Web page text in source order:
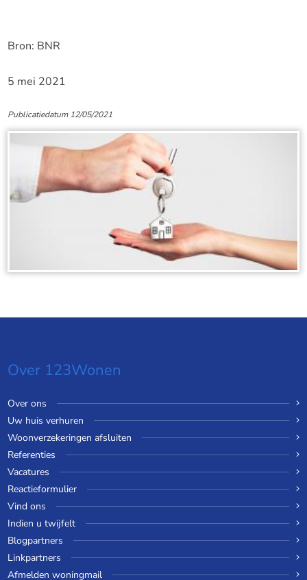
Bron: BNR
5 mei 2021
Publicatiedatum 12/05/2021
Over 123Wonen
Over ons
Uw huis verhuren
Woonverzekeringen afsluiten
Referenties
Vacatures
Reactieformulier
Vind ons
Indien u twijfelt
Blogpartners
Linkpartners
Afmelden woningmail